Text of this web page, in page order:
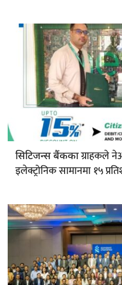
सिटिजन्स बैंककाग्राहकले
इलेक्ट्रोनिक सामानमा १५